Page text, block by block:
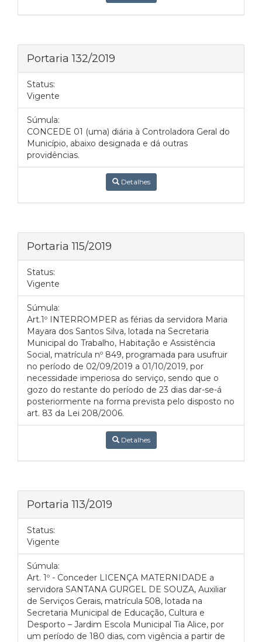
Portaria 132/2019
Status:
Vigente
Súmula:
CONCEDE 01 (uma) diária à Controladora Geral do
Município, abaixo designada e dá outras
providências.
Detalhes
Portaria 115/2019
Status:
Vigente
Súmula:
Art.1º INTERROMPER as férias da servidora Maria
Mayara dos Santos Silva, lotada na Secretaria
Municipal do Trabalho, Habitação e Assistência
Social, matrícula nº 849, programada para usufruir
no período de 02/09/2019 a 01/10/2019, por
necessidade imperiosa do serviço, sendo que o
gozo do restante do período de 23 dias dar-se-á
posteriormente na forma prevista pelo disposto no
art. 83 da Lei 208/2006.
Detalhes
Portaria 113/2019
Status:
Vigente
Súmula:
Art. 1º - Conceder LICENÇA MATERNIDADE a
servidora SANTANA GURGEL DE SOUZA, Auxiliar
de Serviços Gerais, matrícula 508, lotada na
Secretaria Municipal de Educação, Cultura e
Desporto – Jardim Escola Municipal Tia Alice, por
um período de 180 dias, com vigência a partir de